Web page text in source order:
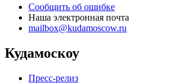
Сообщить об ошибке
Наша электронная почта
mailbox@kudamoscow.ru
Кудамоскоу
Пресс-релиз